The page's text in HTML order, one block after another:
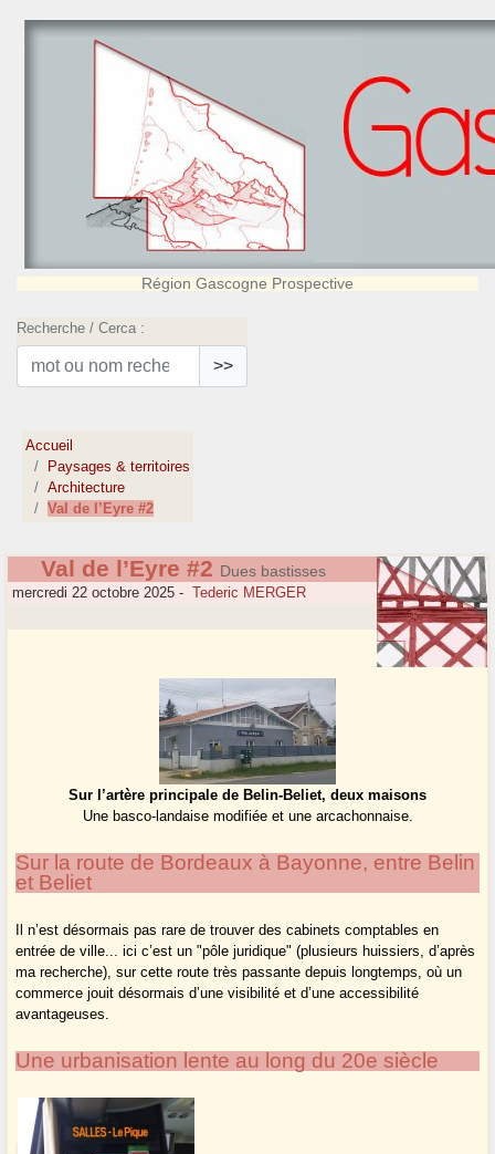
Région Gascogne Prospective
Recherche / Cerca :
>>
Accueil
Paysages & territoires
Architecture
Val de l’Eyre #2
Val de l’Eyre #2 Dues bastisses
mercredi 22 octobre 2025 - Tederic MERGER
Sur l’artère principale de Belin-Beliet, deux maisons
Une basco-landaise modifiée et une arcachonnaise.
Sur la route de Bordeaux à Bayonne, entre Belin
et Beliet
Il n’est désormais pas rare de trouver des cabinets comptables en
entrée de ville... ici c’est un "pôle juridique" (plusieurs huissiers, d’après
ma recherche), sur cette route très passante depuis longtemps, où un
commerce jouit désormais d’une visibilité et d’une accessibilité
avantageuses.
Une urbanisation lente au long du 20e siècle